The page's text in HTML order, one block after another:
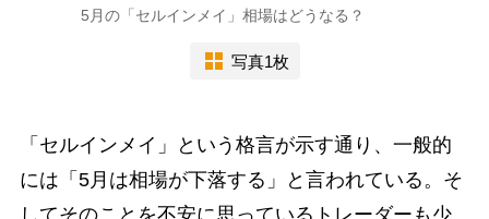
5月の「セルインメイ」相場はどうなる？
写真1枚
「セルインメイ」という格言が示す通り、一般的
には「5月は相場が下落する」と言われている。そ